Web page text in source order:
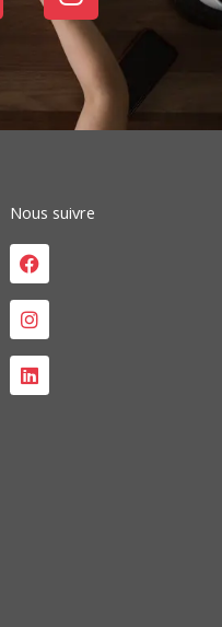
s
t
a
g
r
Nous suivre
Facebook
Instagram
Linkedin